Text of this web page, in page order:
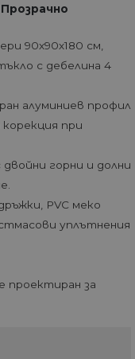
Прозрачно
90х90х180 см,
с дебелина 4
алуминиев профил
при
горни и долни
PVC меко
уплътнения
проектиран за